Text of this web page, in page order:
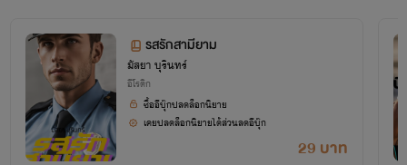
รสรักสามียาม
มัสยา บุรินทร์
อีโรติก
29 บาท
ซื้ออีบุ๊กปลดล็อกนิยาย
เคยปลดล็อกนิยายได้ส่วนลดอีบุ๊ก